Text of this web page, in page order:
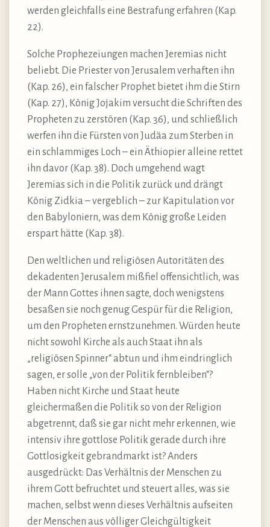
werden gleichfalls eine Bestrafung erfahren (Kap.
22).
Solche Prophezeiungen machen Jeremias nicht
beliebt. Die Priester von Jerusalem verhaften ihn
(Kap. 26), ein falscher Prophet bietet ihm die Stirn
(Kap. 27), König Jojakim versucht die Schriften des
Propheten zu zerstören (Kap. 36), und schließlich
werfen ihn die Fürsten von Judäa zum Sterben in
ein schlammiges Loch – ein Äthiopier alleine rettet
ihn davor (Kap. 38). Doch umgehend wagt
Jeremias sich in die Politik zurück und drängt
König Zidkia – vergeblich – zur Kapitulation vor
den Babyloniern, was dem König große Leiden
erspart hätte (Kap. 38).
Den weltlichen und religiösen Autoritäten des
dekadenten Jerusalem mißfiel offensichtlich, was
der Mann Gottes ihnen sagte, doch wenigstens
besaßen sie noch genug Gespür für die Religion,
um den Propheten ernstzunehmen. Würden heute
nicht sowohl Kirche als auch Staat ihn als
„religiösen Spinner“ abtun und ihm eindringlich
sagen, er solle „von der Politik fernbleiben“?
Haben nicht Kirche und Staat heute
gleichermaßen die Politik so von der Religion
abgetrennt, daß sie gar nicht mehr erkennen, wie
intensiv ihre gottlose Politik gerade durch ihre
Gottlosigkeit gebrandmarkt ist? Anders
ausgedrückt: Das Verhältnis der Menschen zu
ihrem Gott befruchtet und steuert alles, was sie
machen, selbst wenn dieses Verhältnis aufseiten
der Menschen aus völliger Gleichgültigkeit